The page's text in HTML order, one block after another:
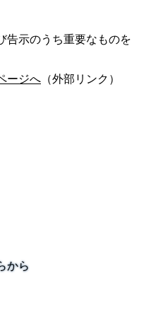
告示のうち重要なものを
ージへ （外部リンク）
から